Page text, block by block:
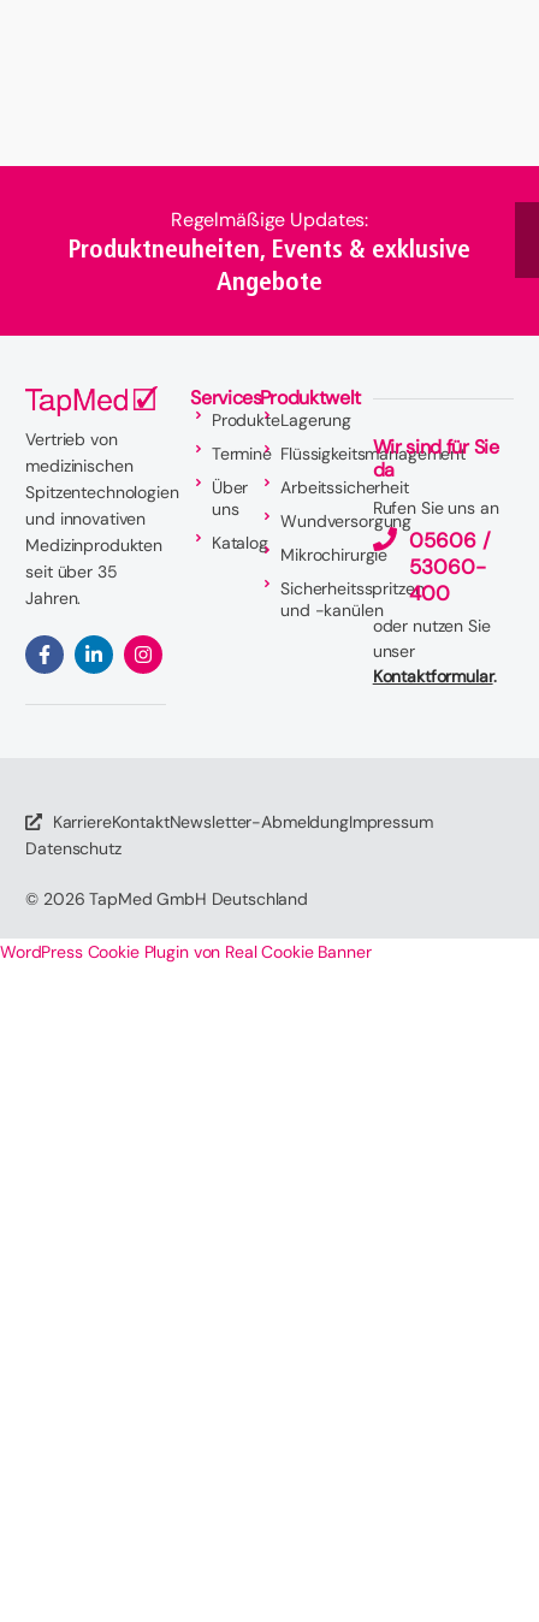
Regelmäßige Updates:
Produktneuheiten, Events & exklusive
Angebote
Vertrieb von
medizinischen
Spitzentechnologien
und innovativen
Medizinprodukten
seit über 35
Jahren.
Services
Produkte
Termine
Über
uns
Katalog
Produktwelt
Lagerung
Flüssigkeitsmanagement
Arbeitssicherheit
Wundversorgung
Mikrochirurgie
Sicherheitsspritzen
und -kanülen
Wir sind für Sie
da
Rufen Sie uns an
05606 /
53060-
400
oder nutzen Sie
unser
Kontaktformular.
KarriereKontaktNewsletter-AbmeldungImpressum
Datenschutz
© 2026TapMed GmbH Deutschland
WordPress Cookie Plugin von Real Cookie Banner